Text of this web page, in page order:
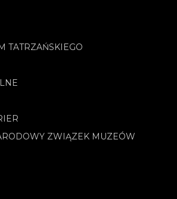
TATRZAŃSKIEGO
ZWIĄZEK MUZEÓW